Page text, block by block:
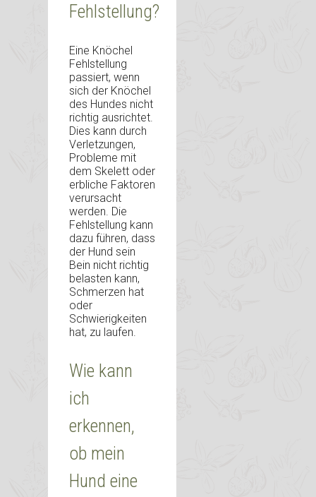
Fehlstellung?
Eine Knöchel
Fehlstellung
passiert, wenn
sich der Knöchel
des Hundes nicht
richtig ausrichtet.
Dies kann durch
Verletzungen,
Probleme mit
dem Skelett oder
erbliche Faktoren
verursacht
werden. Die
Fehlstellung kann
dazu führen, dass
der Hund sein
Bein nicht richtig
belasten kann,
Schmerzen hat
oder
Schwierigkeiten
hat, zu laufen.
Wie kann
ich
erkennen,
ob mein
Hund eine